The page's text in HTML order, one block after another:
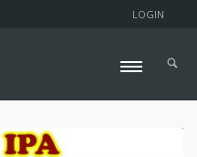
LOGIN